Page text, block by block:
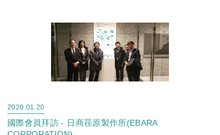
2020.01.20
國際會員拜訪 - 日商荏原製作所(EBARA